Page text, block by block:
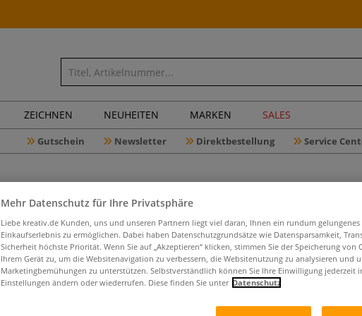
ZEICHNEN NEUHEITEN MARKEN SALES
Gutschein Newsletter Direktbestellung Service
Ink
Mehr Datenschutz für Ihre Privatsphäre
Liebe kreativ.de Kunden, uns und unseren Partnern liegt viel daran, Ihnen ein rundum gelungenes
Einkaufserlebnis zu ermöglichen. Dabei haben Datenschutzgrundsätze wie Datensparsamkeit,
Sicherheit höchste Priorität. Wenn Sie auf „Akzeptieren“ klicken, stimmen Sie der Speicherung von
Ihrem Gerät zu, um die Websitenavigation zu verbessern, die Websitenutzung zu analysieren und
Marketingbemühungen zu unterstützen. Selbstverständlich können Sie Ihre Einwilligung jederzeit
Einstellungen ändern oder wiederrufen. Diese finden Sie unter Datenschutz